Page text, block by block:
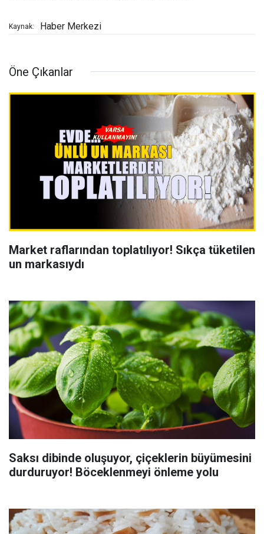
Kaynak: Haber Merkezi
Öne Çıkanlar
Market raflarından toplatılıyor! Sıkça tüketilen
un markasıydı
Saksı dibinde oluşuyor, çiçeklerin büyümesini
durduruyor! Böceklenmeyi önleme yolu